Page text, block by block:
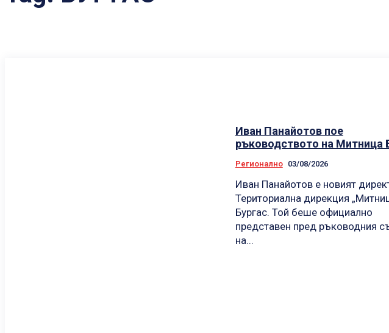
Иван Панайотов пое
ръководството на Митница
Регионално 03/08/2026
Иван Панайотов е новият
Териториална дирекция
Бургас. Той беше официално
представен пред ръководния
на...